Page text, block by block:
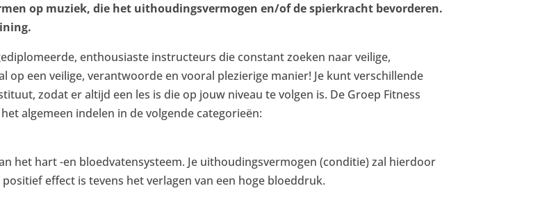
op muziek, die het uithoudingsvermogen en/of de spierkracht bevorderen.
enthousiaste instructeurs die constant zoeken naar veilige,
op een veilige, verantwoorde en vooral plezierige manier! Je kunt verschillende
zodat er altijd een les is die op jouw niveau te volgen is. De Groep Fitness
algemeen indelen in de volgende categorieën:
het hart -en bloedvatensysteem. Je uithoudingsvermogen (conditie) zal hierdoor
effect is tevens het verlagen van een hoge bloeddruk.